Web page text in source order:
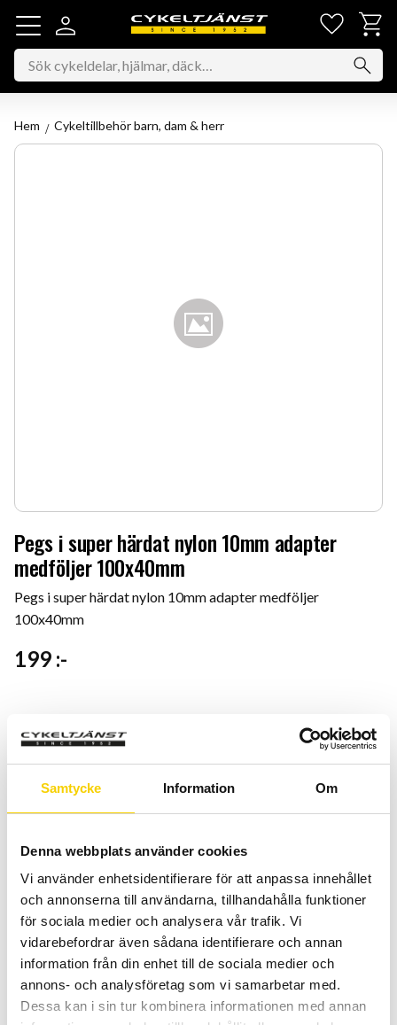
Samtycke Information Om
Denna webbplats använder cookies
Vi använder enhetsidentifierare för att anpassa innehållet
och annonserna till användarna, tillhandahålla funktioner
för sociala medier och analysera vår trafik. Vi
vidarebefordrar även sådana identifierare och annan
information från din enhet till de sociala medier och
annons- och analysföretag som vi samarbetar med.
Dessa kan i sin tur kombinera informationen med annan
Meny
Hem Cykeltillbehör barn, dam & herr
Pegs i super härdat nylon 10mm adapter
medföljer 100x40mm
Pegs i super härdat nylon 10mm adapter medföljer
100x40mm
199 :-
Färg
-
KÖP
Certifierad cykelservice & Shimano Service Center
Allt inom cykel på ett ställe
Kunnig personal och hög kundnöjdhet